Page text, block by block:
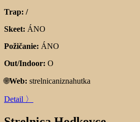
Trap: /
Skeet: ÁNO
Požičanie: ÁNO
Out/Indoor: O
🌐Web: strelnicaniznahutka
Detail 〉